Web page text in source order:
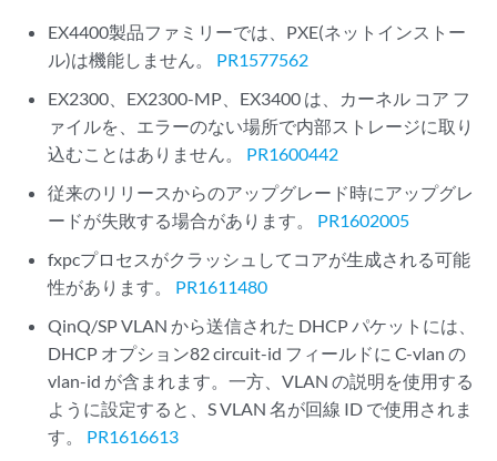
EX4400製品ファミリーでは、PXE(ネットインストー
ル)は機能しません。 PR1577562
EX2300、EX2300-MP、EX3400 は、カーネル コア フ
ァイルを、エラーのない場所で内部ストレージに取り
込むことはありません。 PR1600442
従来のリリースからのアップグレード時にアップグレ
ードが失敗する場合があります。 PR1602005
fxpcプロセスがクラッシュしてコアが生成される可能
性があります。 PR1611480
QinQ/SP VLAN から送信された DHCP パケットには、
DHCP オプション82 circuit-id フィールドに C-vlan の
vlan-id が含まれます。一方、VLAN の説明を使用する
ように設定すると、S VLAN 名が回線 ID で使用されま
す。 PR1616613